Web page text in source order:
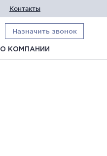
Контакты
Назначить звонок
О КОМПАНИИ